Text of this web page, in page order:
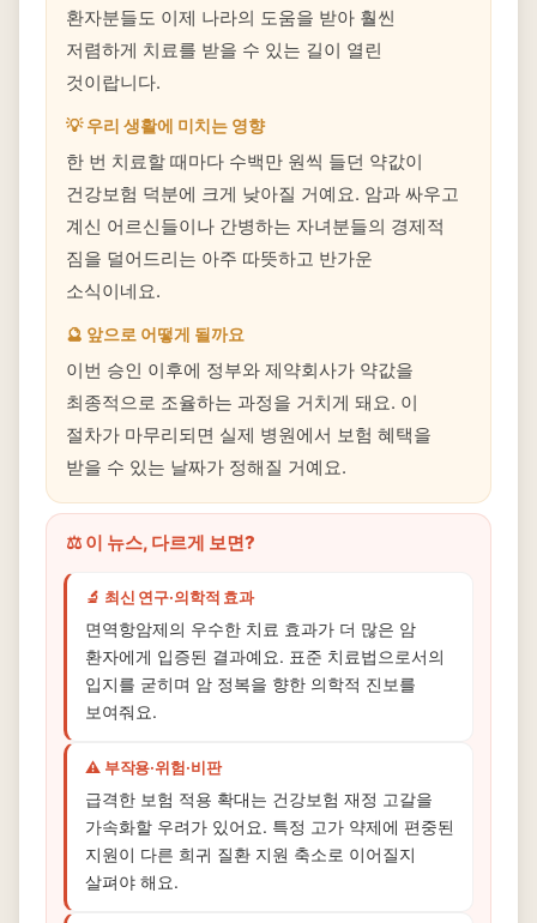
환자분들도 이제 나라의 도움을 받아 훨씬
저렴하게 치료를 받을 수 있는 길이 열린
것이랍니다.
💡 우리 생활에 미치는 영향
한 번 치료할 때마다 수백만 원씩 들던 약값이
건강보험 덕분에 크게 낮아질 거예요. 암과 싸우고
계신 어르신들이나 간병하는 자녀분들의 경제적
짐을 덜어드리는 아주 따뜻하고 반가운
소식이네요.
🔮 앞으로 어떻게 될까요
이번 승인 이후에 정부와 제약회사가 약값을
최종적으로 조율하는 과정을 거치게 돼요. 이
절차가 마무리되면 실제 병원에서 보험 혜택을
받을 수 있는 날짜가 정해질 거예요.
⚖️ 이 뉴스, 다르게 보면?
🔬 최신 연구·의학적 효과
면역항암제의 우수한 치료 효과가 더 많은 암
환자에게 입증된 결과예요. 표준 치료법으로서의
입지를 굳히며 암 정복을 향한 의학적 진보를
보여줘요.
⚠️ 부작용·위험·비판
급격한 보험 적용 확대는 건강보험 재정 고갈을
가속화할 우려가 있어요. 특정 고가 약제에 편중된
지원이 다른 희귀 질환 지원 축소로 이어질지
살펴야 해요.